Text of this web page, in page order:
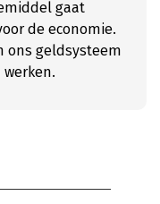
gaat
de economie.
ons geldsysteem